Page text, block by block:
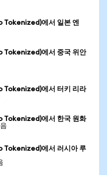
에서 일본 엔
에서 중국 위안
에서 터키 리라
에서 한국 원화
에서 러시아 루